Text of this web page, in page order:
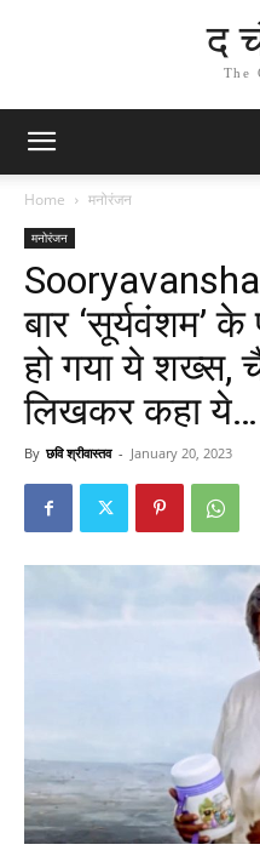
द
The
Home मनोरंजन
मनोरंजन
बार ‘सूर्यवंशम’
हो गया ये शख्स,
लिखकर कहा ये…
By छवि श्रीवास्तव - January 20, 2023